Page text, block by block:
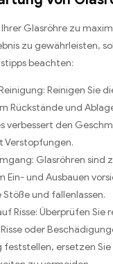
Glasröhre zu
zu gewährleisten,
beachten:
Reinigen Sie
Rückstände und
verbessert den
Verstopfungen.
Glasröhren sind
Ein- und Ausbauen
Stöße und fallenlassen.
Risse: Überprüfen Sie
oder
feststellen, ersetzen Sie